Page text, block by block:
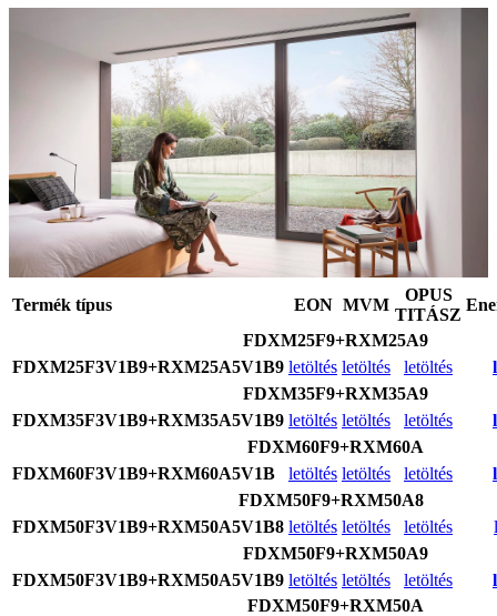
Termék típus EON MVM
OPUS
TITÁSZ
FDXM25F9+RXM25A9
FDXM25F3V1B9+RXM25A5V1B9 letöltés letöltés letöltés
FDXM35F9+RXM35A9
FDXM35F3V1B9+RXM35A5V1B9 letöltés letöltés letöltés
FDXM60F9+RXM60A
FDXM60F3V1B9+RXM60A5V1B
letöltés letöltés letöltés
FDXM50F9+RXM50A8
FDXM50F3V1B9+RXM50A5V1B8 letöltés letöltés letöltés
FDXM50F9+RXM50A9
FDXM50F3V1B9+RXM50A5V1B9 letöltés letöltés letöltés
FDXM50F9+RXM50A